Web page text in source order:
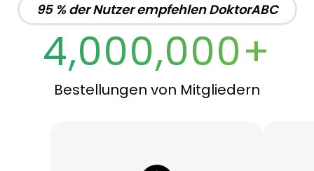
95 % der Nutzer empfehlen DoktorABC
4,000,000+
Bestellungen von Mitgliedern